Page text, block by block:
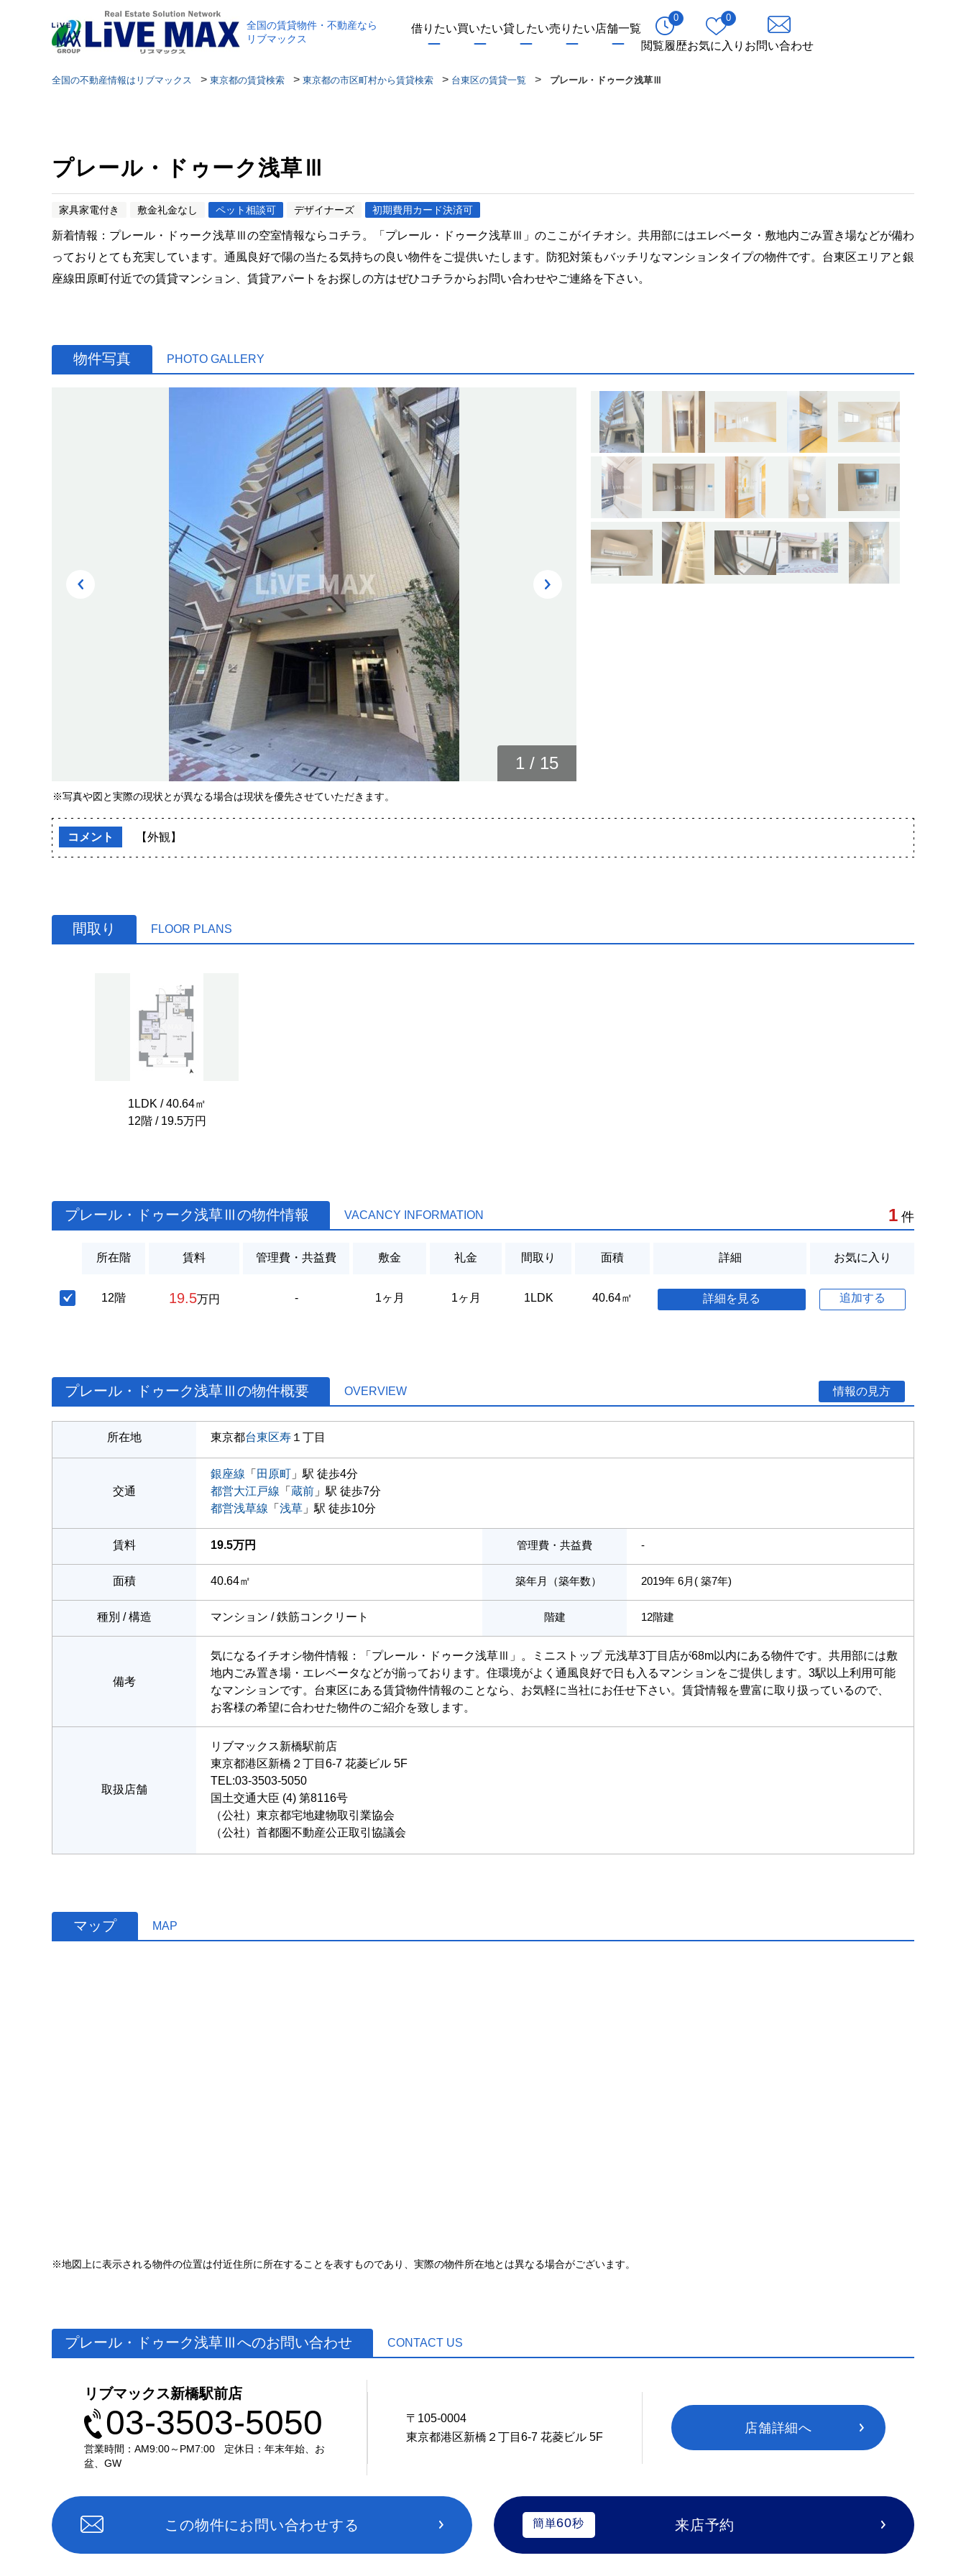
全国の賃貸物件・不動産なら
リブマックス
借りたい買いたい貸したい売りたい店舗一覧
0
閲覧履歴
0
お気に入り お問い合わせ
全国の不動産情報はリブマックス > 東京都の賃貸検索 > 東京都の市区町村から賃貸検索 > 台東区の賃貸一覧 > プレール・ドゥーク浅草Ⅲ
プレール・ドゥーク浅草Ⅲ
家具家電付き 敷金礼金なし ペット相談可 デザイナーズ 初期費用カード決済可
新着情報：プレール・ドゥーク浅草Ⅲの空室情報ならコチラ。「プレール・ドゥーク浅草Ⅲ」のここがイチオシ。共用部にはエレベータ・敷地内ごみ置き場などが備わ
っておりとても充実しています。通風良好で陽の当たる気持ちの良い物件をご提供いたします。防犯対策もバッチリなマンションタイプの物件です。台東区エリアと銀
座線田原町付近での賃貸マンション、賃貸アパートをお探しの方はぜひコチラからお問い合わせやご連絡を下さい。
物件写真 PHOTO GALLERY
1 / 15
※写真や図と実際の現状とが異なる場合は現状を優先させていただきます。
コメント 【外観】
間取り FLOOR PLANS
1LDK / 40.64㎡
12階 / 19.5万円
プレール・ドゥーク浅草Ⅲの物件情報 VACANCY INFORMATION 1 件
所在階 賃料 管理費・共益費 敷金 礼金 間取り 面積 詳細 お気に入り
12階 19.5万円 - 1ヶ月 1ヶ月 1LDK 40.64㎡ 詳細を見る 追加する
プレール・ドゥーク浅草Ⅲの物件概要 OVERVIEW 情報の見方
所在地 東京都台東区寿 １丁目
交通
銀座線 「 田原町 」駅 徒歩4分
都営大江戸線 「 蔵前 」駅 徒歩7分
都営浅草線 「 浅草 」駅 徒歩10分
賃料 19.5万円 管理費・共益費 -
面積 40.64㎡ 築年月（築年数） 2019年 6月( 築7年)
種別 / 構造 マンション / 鉄筋コンクリート 階建 12階建
備考
気になるイチオシ物件情報：「プレール・ドゥーク浅草Ⅲ」。ミニストップ 元浅草3丁目店が68m以内にある物件です。共用部には敷
地内ごみ置き場・エレベータなどが揃っております。住環境がよく通風良好で日も入るマンションをご提供します。3駅以上利用可能
なマンションです。台東区にある賃貸物件情報のことなら、お気軽に当社にお任せ下さい。賃貸情報を豊富に取り扱っているので、
お客様の希望に合わせた物件のご紹介を致します。
取扱店舗
リブマックス新橋駅前店
東京都港区新橋２丁目6-7 花菱ビル 5F
TEL:03-3503-5050
国土交通大臣 (4) 第8116号
（公社）東京都宅地建物取引業協会
（公社）首都圏不動産公正取引協議会
マップ MAP
※地図上に表示される物件の位置は付近住所に所在することを表すものであり、実際の物件所在地とは異なる場合がございます。
プレール・ドゥーク浅草Ⅲへのお問い合わせ CONTACT US
リブマックス新橋駅前店
03-3503-5050
営業時間：AM9:00～PM7:00
定休日：年末年始、お
盆、GW
〒105-0004
東京都港区新橋２丁目6-7 花菱ビル 5F
店舗詳細へ
この物件にお問い合わせする 簡単60秒 来店予約